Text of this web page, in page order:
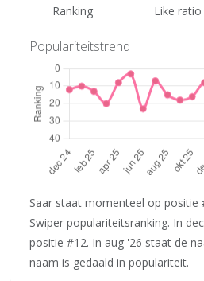
Ranking Like ratio
Populariteitstrend
Saar staat momenteel op positie
Swiper populariteitsranking. In
positie #12. In aug '26 staat de
naam is gedaald in populariteit.